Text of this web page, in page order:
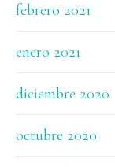
febrero 2021
enero 2021
diciembre 2020
octubre 2020